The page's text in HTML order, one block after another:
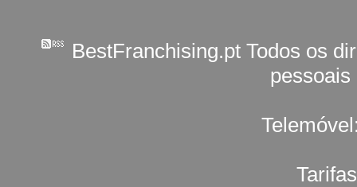
BestFranchising.pt Todos os
pessoais